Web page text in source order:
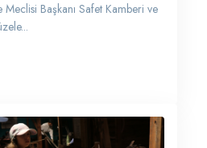
Başkanı Safet Kamberi ve